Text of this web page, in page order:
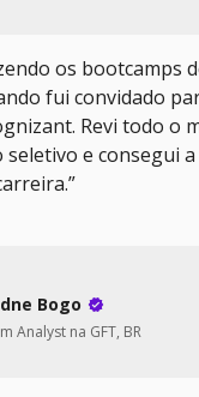
os bootcamps
fui convidado
Revi todo o
seletivo e consegui
Bogo
Analyst na GFT, BR